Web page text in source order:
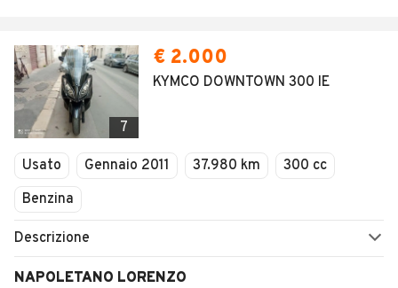
7
€ 2.000
KYMCO DOWNTOWN 300 IE
Usato Gennaio 2011 37.980 km
300 cc
Benzina
Descrizione
NAPOLETANO LORENZO